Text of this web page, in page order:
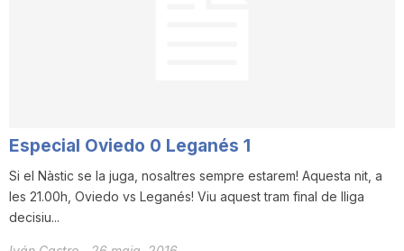
Especial Oviedo 0 Leganés 1
Si el Nàstic se la juga, nosaltres sempre estarem! Aquesta nit, a
les 21.00h, Oviedo vs Leganés! Viu aquest tram final de lliga
decisiu...